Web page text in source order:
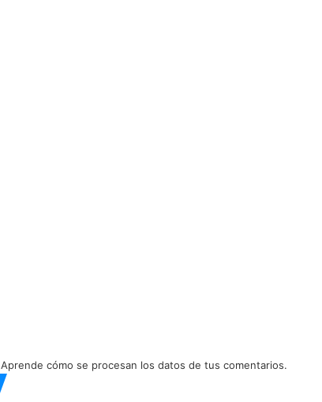
Aprende cómo se procesan los datos de tus comentarios.